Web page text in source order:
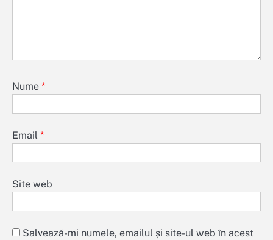
Nume *
Email *
Site web
Salvează-mi numele, emailul și site-ul web în acest